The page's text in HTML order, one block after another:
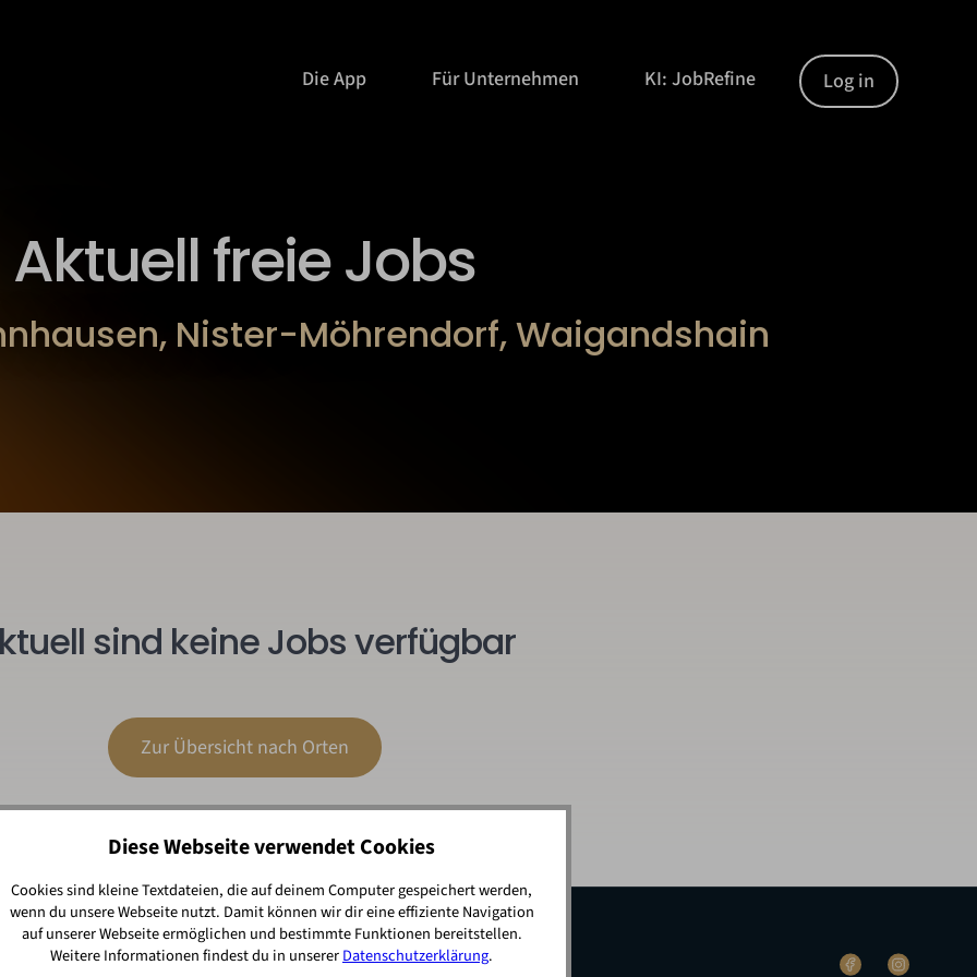
Die App Für Unternehmen KI: JobRefine Log in
Aktuell freie Jobs
Nister-Möhrendorf, Waigandshain
sind keine Jobs verfügbar
Zur Übersicht nach Orten
Diese Webseite verwendet Cookies
Cookies sind kleine Textdateien, die auf deinem Computer gespeichert werden,
wenn du unsere Webseite nutzt. Damit können wir dir eine effiziente Navigation
auf unserer Webseite ermöglichen und bestimmte Funktionen bereitstellen.
Weitere Informationen findest du in unsererDatenschutzerklärung.